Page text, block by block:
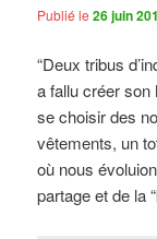
Publié le26 juin
“Deux tribus
a fallu créer son
se choisir des
vêtements, un
où nous
partage et de la